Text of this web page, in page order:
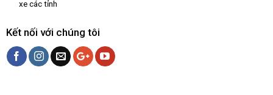
xe các tỉnh
Kết nối với chúng tôi